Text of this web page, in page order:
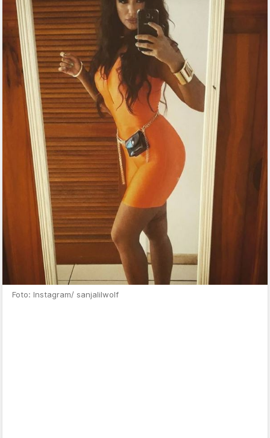
Foto: Instagram/ sanjalilwolf